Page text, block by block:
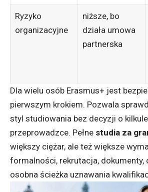
Ryzyko
organizacyjne
niższe, bo
działa umowa
partnerska
Dla wielu osób Erasmus+ jest
pierwszym krokiem. Pozwala
styl studiowania bez decyzji o
przeprowadzce. Pełne studia za
większy ciężar, ale też większe
formalności, rekrutacja, dokumenty,
osobna ścieżka uznawania